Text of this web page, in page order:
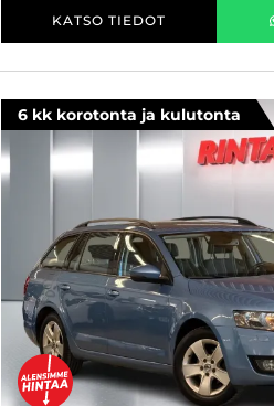
KATSO TIEDOT
6 kk korotonta ja kulutonta